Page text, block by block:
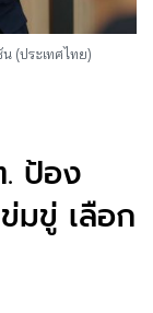
(ประเทศไทย)
ป้อง
มขู่ เลือก